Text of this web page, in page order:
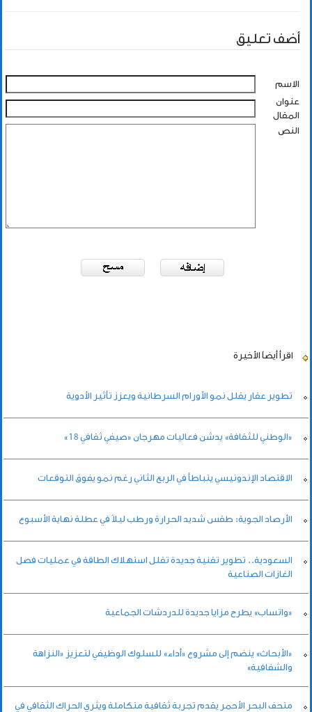
أضف تعليق
الاسم
عنوان
المقال
النص
اقرأ أيضاً الأخيرة
تطوير عقار يقلل نمو الأورام السرطانية ويعزز تأثير الأدوية
«الوطني للثقافة» يدشن فعاليات مهرجان «صيفي ثقافي 18»
الاقتصاد الإندونيسي يتباطأ في الربع الثاني رغم نمو يفوق التوقعات
الأرصاد الجوية: طقس شديد الحرارة ورطب ليلاً في عطلة نهاية الأسبوع
السعودية.. تطوير تقنية جديدة تقلل استهلاك الطاقة في عمليات فصل
الغازات الصناعية
«واتساب» يطرح مزايا جديدة للدردشات الجماعية
«الأبحاث» ينضم إلى مشروع «أداء» للسلوك الوظيفي لتعزيز «النزاهة
والشفافية»
متحف البحر الأحمر يقدم تجربة ثقافية متكاملة ويثري الحراك الثقافي في